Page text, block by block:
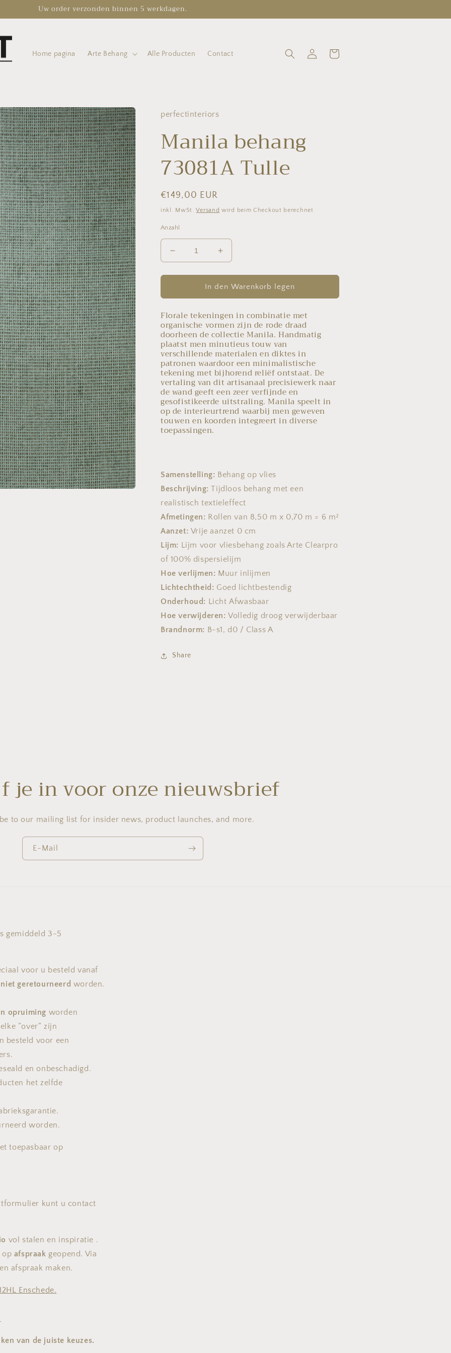
Uw order verzonden binnen 5 werkdagen.
Home pagina Arte Behang Alle Producten Contact EinloggenWarenkorb
perfectinteriors
Manila behang
73081A Tulle
Normaler
Preis
€149,00 EUR
inkl. MwSt.Versand wird beim Checkout berechnet
Anzahl
Verringere
die
Menge
Manila
73081A
Tulle
Erhöhe
die
Menge
für
Manila
73081A
Tulle
In den Warenkorb legen
Florale tekeningen in combinatie met
organische vormen zijn de rode draad
doorheen de collectie Manila. Handmatig
plaatst men minutieus touw van
verschillende materialen en diktes in
patronen waardoor een minimalistische
tekening met bijhorend reliëf ontstaat. De
vertaling van dit artisanaal precisiewerk naar
de wand geeft een zeer verfijnde en
gesofistikeerde uitstraling. Manila speelt in
op de interieurtrend waarbij men geweven
touwen en koorden integreert in diverse
toepassingen.
Samenstelling: Behang op vlies
Beschrijving:Tijdloos behang met een
realistisch textieleffect
Afmetingen: Rollen van 8,50 m x 0,70 m = 6 m²
Aanzet: Vrije aanzet 0 cm
Lijm: Lijm voor vliesbehang zoals Arte Clearpro
of 100% dispersielijm
Hoe verlijmen: Muur inlijmen
Lichtechtheid: Goed lichtbestendig
Onderhoud: Licht Afwasbaar
Hoe verwijderen: Volledig droog verwijderbaar
Brandnorm: B-s1, d0 / Class A
Share
je in voor onze nieuwsbrief
to our mailing list for insider news, product launches, and more.
E-Mail
gemiddeld 3-5
voor u besteld vanaf
niet geretourneerd worden.
opruiming worden
“over” zijn
besteld voor een
en onbeschadigd.
het zelfde
worden.
toepasbaar op
kunt u contact
vol stalen en inspiratie .
op afspraak geopend. Via
afspraak maken.
Enschede.
van de juiste keuzes.